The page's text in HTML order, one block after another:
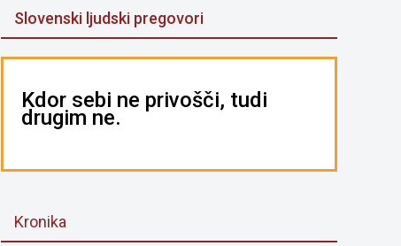
Slovenski ljudski pregovori
Kdor sebi ne privošči, tudi
drugim ne.
Kronika